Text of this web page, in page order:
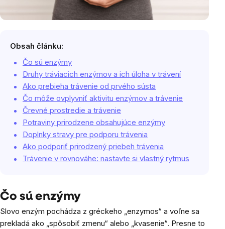
Obsah článku:
Čo sú enzýmy
Druhy tráviacich enzýmov a ich úloha v trávení
Ako prebieha trávenie od prvého sústa
Čo môže ovplyvniť aktivitu enzýmov a trávenie
Črevné prostredie a trávenie
Potraviny prirodzene obsahujúce enzýmy
Doplnky stravy pre podporu trávenia
Ako podporiť prirodzený priebeh trávenia
Trávenie v rovnováhe: nastavte si vlastný rytmus
Čo sú enzýmy
Slovo enzým pochádza z gréckeho „enzymos“ a voľne sa
prekladá ako „spôsobiť zmenu“ alebo „kvasenie“. Presne to